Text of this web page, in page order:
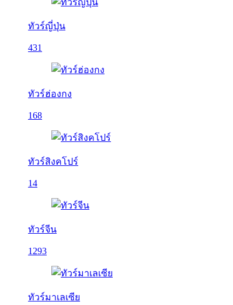
ทัวร์ญี่ปุ่น
431
ทัวร์ฮ่องกง
168
ทัวร์สิงคโปร์
14
ทัวร์จีน
1293
ทัวร์มาเลเซีย